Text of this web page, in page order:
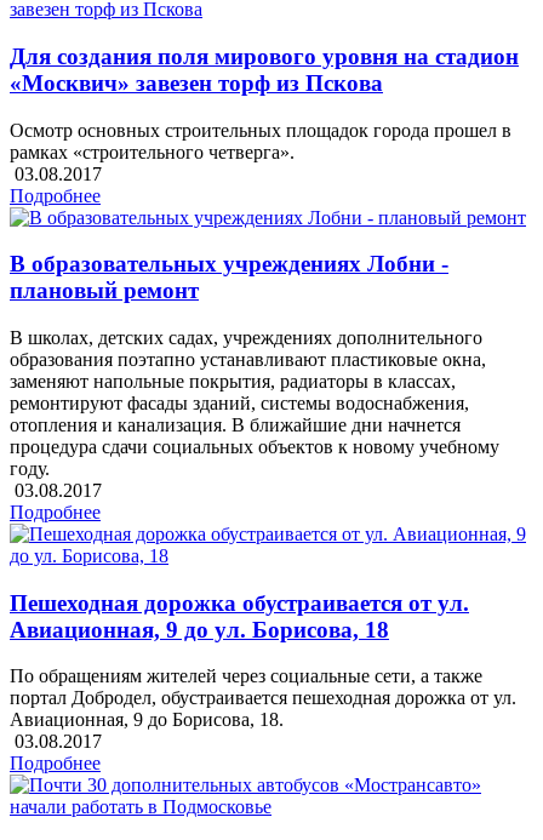
Для создания поля мирового уровня на стадион
«Москвич» завезен торф из Пскова
Осмотр основных строительных площадок города прошел в
рамках «строительного четверга».
03.08.2017
Подробнее
В образовательных учреждениях Лобни -
плановый ремонт
В школах, детских садах, учреждениях дополнительного
образования поэтапно устанавливают пластиковые окна,
заменяют напольные покрытия, радиаторы в классах,
ремонтируют фасады зданий, системы водоснабжения,
отопления и канализация. В ближайшие дни начнется
процедура сдачи социальных объектов к новому учебному
году.
03.08.2017
Подробнее
Пешеходная дорожка обустраивается от ул.
Авиационная, 9 до ул. Борисова, 18
По обращениям жителей через социальные сети, а также
портал Добродел, обустраивается пешеходная дорожка от ул.
Авиационная, 9 до Борисова, 18.
03.08.2017
Подробнее